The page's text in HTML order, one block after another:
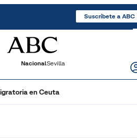
Suscríbete a ABC
NacionalSevilla
en Ceuta